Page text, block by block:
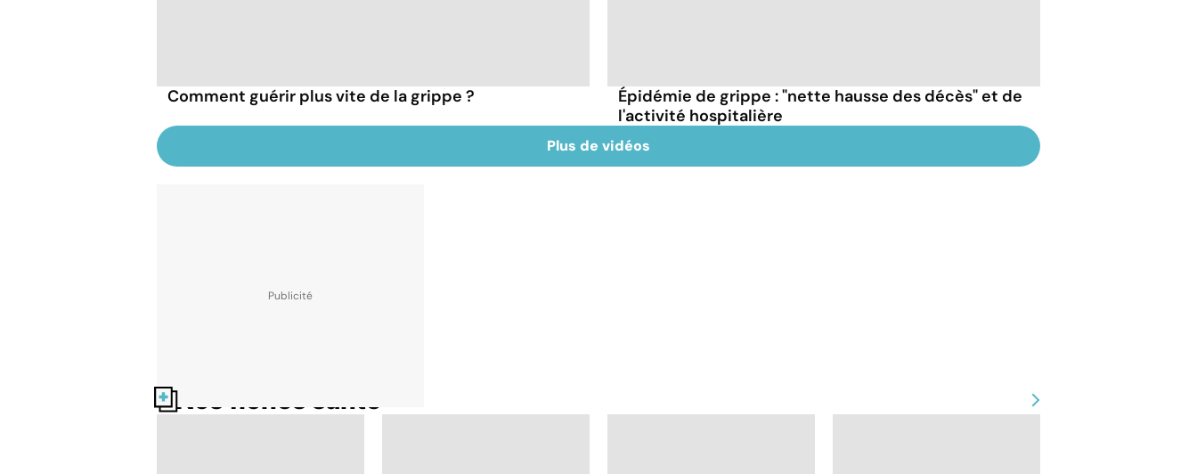
Comment guérir plus vite de la grippe ?
Épidémie de grippe : "nette hausse des décès" et de
l'activité hospitalière
Plus de vidéos
Nos fiches santé